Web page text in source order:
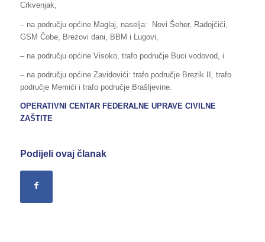
Crkvenjak,
– na području općine Maglaj, naselja: Novi Šeher, Radojčići,
GSM Čobe, Brezovi dani, BBM i Lugovi,
– na području općine Visoko, trafo područje Buci vodovod, i
– na području općine Zavidovići: trafo područje Brezik II, trafo
područje Memići i trafo područje Brašljevine.
OPERATIVNI CENTAR FEDERALNE UPRAVE CIVILNE
ZAŠTITE
Podijeli ovaj članak